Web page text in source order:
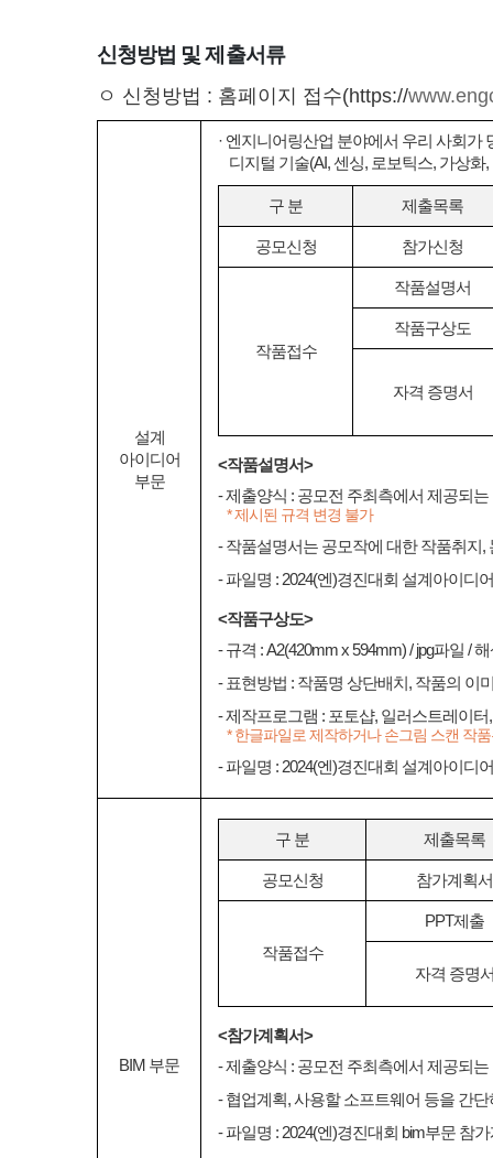
신청방법 및 제출서류
ㅇ 신청방법 : 홈페이지 접수(https://
설계
아이디어
부문
· 엔지니어링산업 분야에서 우리 사회가
디지털 기술(AI, 센싱, 로보틱스, 가상
구 분 제출목록
공모신청 참가신청
작품접수
작품설명서
작품구상도
자격 증명서
<작품설명서>
- 제출양식 : 공모전 주최측에서 제공되
* 제시된 규격 변경 불가
- 작품설명서는 공모작에 대한 작품취지
- 파일명 : 2024(엔)경진대회 설계아이디
<작품구상도>
- 규격 : A2(420mm x 594mm) / jpg파일 /
- 표현방법 : 작품명 상단배치, 작품의 이
- 제작프로그램 : 포토샵, 일러스트레이
* 한글파일로 제작하거나 손그림 스캔 작
- 파일명 : 2024(엔)경진대회 설계아이디
BIM 부문
구 분 제출목록
공모신청 참가계획서
작품접수
PPT제출
자격 증명
<참가계획서>
- 제출양식 : 공모전 주최측에서 제공되
- 협업계획, 사용할 소프트웨어 등을 간
- 파일명 : 2024(엔)경진대회 bim부문 참